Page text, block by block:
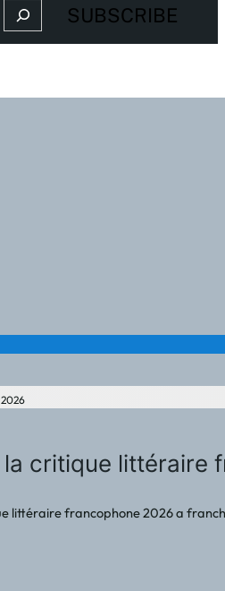
Search SUBSCRIBE
2026
la critique littéraire
littéraire francophone 2026 a